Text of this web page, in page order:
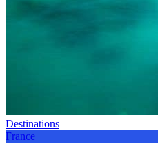
Destinations
France